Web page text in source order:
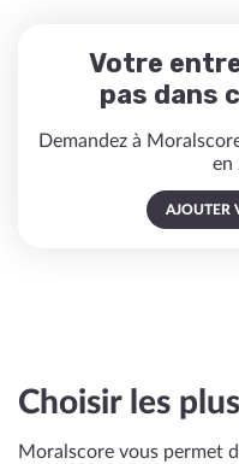
Votre
pas dans
Demandez à
en
AJOUTER
Choisir les
Moralscore vous permet